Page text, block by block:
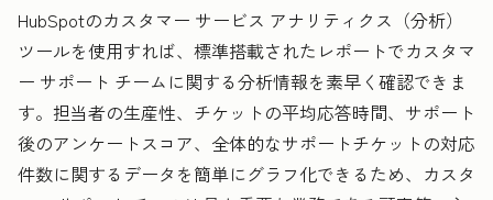
HubSpotのカスタマー サービス アナリティクス（分析）
ツールを使用すれば、標準搭載されたレポートでカスタマ
ー サポート チームに関する分析情報を素早く確認できま
す。担当者の生産性、チケットの平均応答時間、サポート
後のアンケートスコア、全体的なサポートチケットの対応
件数に関するデータを簡単にグラフ化できるため、カスタ